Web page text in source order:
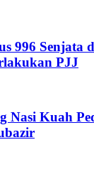
996 Senjata
PJJ
Nasi Kuah